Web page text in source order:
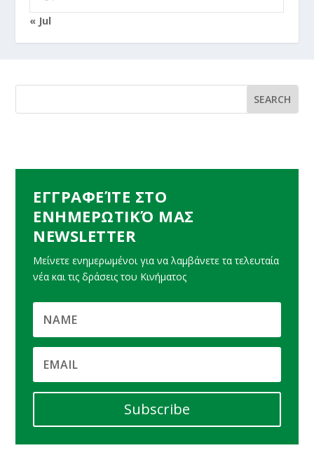
« Jul
ΕΓΓΡΑΦΕΊΤΕ ΣΤΟ
ΕΝΗΜΕΡΩΤΙΚΌ ΜΑΣ
NEWSLETTER
Μείνετε ενημερωμένοι για να λαμβάνετε τα τελευταία
νέα και τις δράσεις του Κινήματος
Subscribe